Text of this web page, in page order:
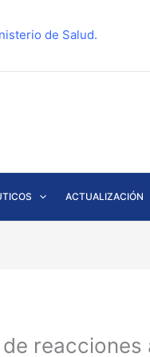
de Salud.
ACTUALIZACIÓN